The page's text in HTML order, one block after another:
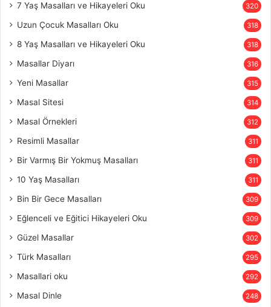
7 Yaş Masalları ve Hikayeleri Oku 320
Uzun Çocuk Masalları Oku 318
8 Yaş Masalları ve Hikayeleri Oku 318
Masallar Diyarı 316
Yeni Masallar 315
Masal Sitesi 314
Masal Örnekleri 312
Resimli Masallar 311
Bir Varmış Bir Yokmuş Masalları 311
10 Yaş Masalları 311
Bin Bir Gece Masalları 309
Eğlenceli ve Eğitici Hikayeleri Oku 309
Güzel Masallar 302
Türk Masalları 295
Masallari oku 292
Masal Dinle 248